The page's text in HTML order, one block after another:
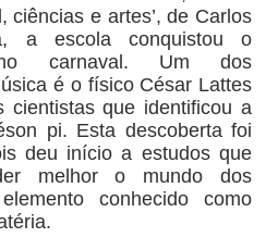
ciências e artes’, de Carlos
a escola conquistou o
carnaval. Um dos
é o físico César Lattes
cientistas que identificou a
pi. Esta descoberta foi
deu início a estudos que
melhor o mundo dos
conhecido como